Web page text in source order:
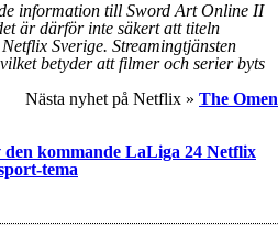
information till Sword Art Online II
är därför inte säkert att titeln
Sverige. Streamingtjänsten
betyder att filmer och serier byts
Nästa nyhet på Netflix » The Omen
kommande LaLiga 24 Netflix
tema